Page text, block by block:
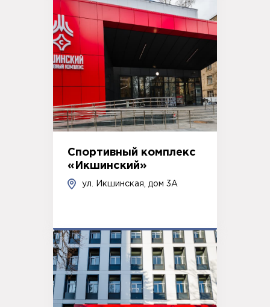
Спортивный комплекс
«Икшинский»
ул. Икшинская, дом 3А